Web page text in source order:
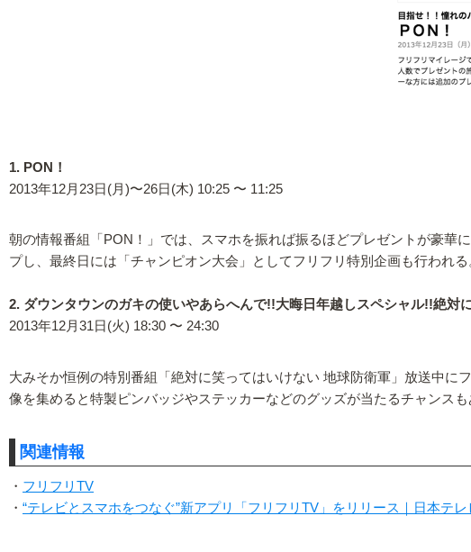
1. PON！
2013年12月23日(月)〜26日(木) 10:25 〜 11:25
朝の情報番組「PON！」では、スマホを振れば振るほどプレゼントが豪華
プし、最終日には「チャンピオン大会」としてフリフリ特別企画も行われる
2. ダウンタウンのガキの使いやあらへんで!!大晦日年越しスペシャル!!絶対
2013年12月31日(火) 18:30 〜 24:30
大みそか恒例の特別番組「絶対に笑ってはいけない 地球防衛軍」放送中
像を集めると特製ピンバッジやステッカーなどのグッズが当たるチャンスも
関連情報
・ フリフリTV
・ “テレビとスマホをつなぐ”新アプリ「フリフリTV」をリリース｜日本テレ